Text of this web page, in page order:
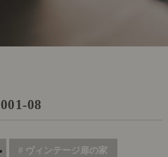
001-08
# ヴィンテージ扉の家